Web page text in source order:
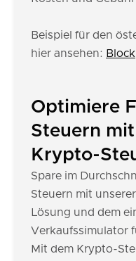
Beispiel für den
hier ansehen:
Optimiere
Steuern
Krypto-
Spare im
Steuern mit
Lösung und dem
Verkaufssimulator
Mit dem Krypto-